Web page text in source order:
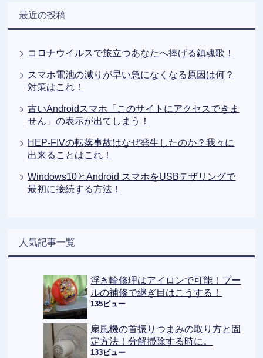
最近の投稿
コロナウイルスで旅立つあなたへ捧げる鎮魂歌！
スマホ電池の減りが早い急になくなる原因は何？
対策はこれ！
古いAndroidスマホ「このサイトにアクセスできま
せん」の表示が出てしまう！
HEP-FIVの転落事故はなぜ発生したのか？我々に
出来ることはこれ！
Windows10とAndroid スマホをUSBテザリングで
最初に接続する方法！
人気記事一覧
浮き輪修理はアイロンで可能！プー
ルの補修で継ぎ目はこうする！
135ビュー
扇風機の首振りつまみの取り方と固
定方法！分解掃除する時に。
133ビュー